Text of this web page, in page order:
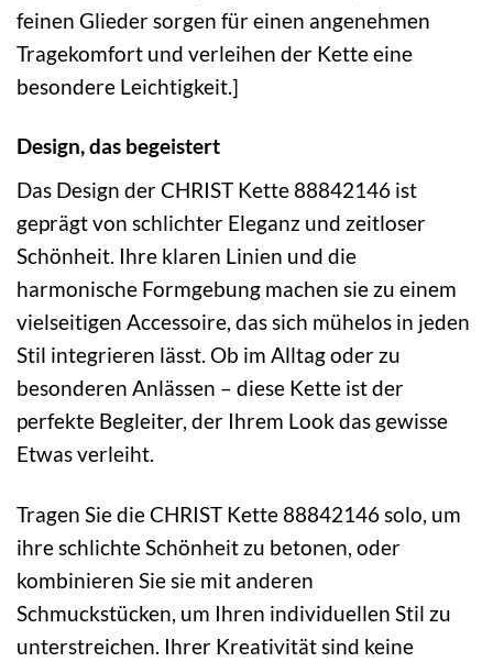
feinen Glieder sorgen für einen angenehmen
Tragekomfort und verleihen der Kette eine
besondere Leichtigkeit.]
Design, das begeistert
Das Design der CHRIST Kette 88842146 ist
geprägt von schlichter Eleganz und zeitloser
Schönheit. Ihre klaren Linien und die
harmonische Formgebung machen sie zu einem
vielseitigen Accessoire, das sich mühelos in jeden
Stil integrieren lässt. Ob im Alltag oder zu
besonderen Anlässen – diese Kette ist der
perfekte Begleiter, der Ihrem Look das gewisse
Etwas verleiht.
Tragen Sie die CHRIST Kette 88842146 solo, um
ihre schlichte Schönheit zu betonen, oder
kombinieren Sie sie mit anderen
Schmuckstücken, um Ihren individuellen Stil zu
unterstreichen. Ihrer Kreativität sind keine